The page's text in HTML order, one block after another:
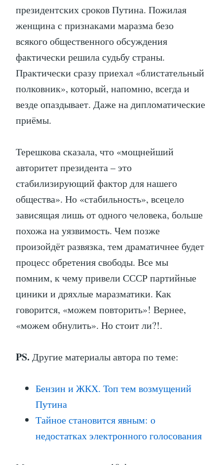
президентских сроков Путина. Пожилая
женщина с признаками маразма безо
всякого общественного обсуждения
фактически решила судьбу страны.
Практически сразу приехал «блистательный
полковник», который, напомню, всегда и
везде опаздывает. Даже на дипломатические
приёмы.
Терешкова сказала, что «мощнейший
авторитет президента – это
стабилизирующий фактор для нашего
общества». Но «стабильность», всецело
зависящая лишь от одного человека, больше
похожа на уязвимость. Чем позже
произойдёт развязка, тем драматичнее будет
процесс обретения свободы. Все мы
помним, к чему привели СССР партийные
циники и дряхлые маразматики. Как
говорится, «можем повторить»! Вернее,
«можем обнулить». Но стоит ли?!.
PS. Другие материалы автора по теме:
Бензин и ЖКХ. Топ тем возмущений
Путина
Тайное становится явным: о
недостатках электронного голосования